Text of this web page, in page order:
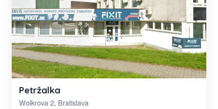
Petržalka
Wolkrova 2, Bratislava